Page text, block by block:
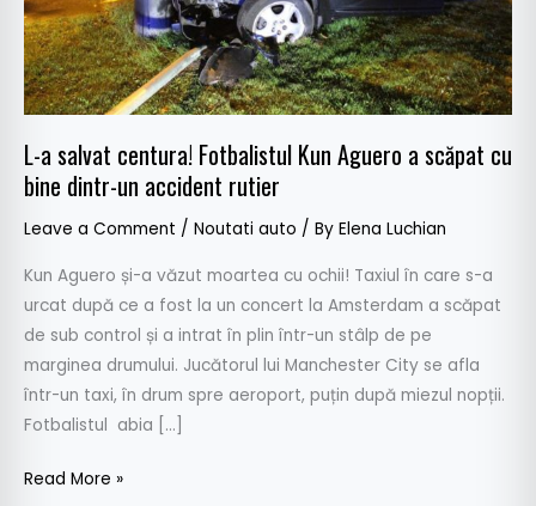
L-a salvat centura! Fotbalistul Kun Aguero a scăpat cu
bine dintr-un accident rutier
Leave a Comment / Noutati auto / By Elena Luchian
Kun Aguero și-a văzut moartea cu ochii! Taxiul în care s-a
urcat după ce a fost la un concert la Amsterdam a scăpat
de sub control și a intrat în plin într-un stâlp de pe
marginea drumului. Jucătorul lui Manchester City se afla
într-un taxi, în drum spre aeroport, puțin după miezul nopții.
Fotbalistul abia […]
a
scăpat
cu
bine
un
accident
rutier
Read More »